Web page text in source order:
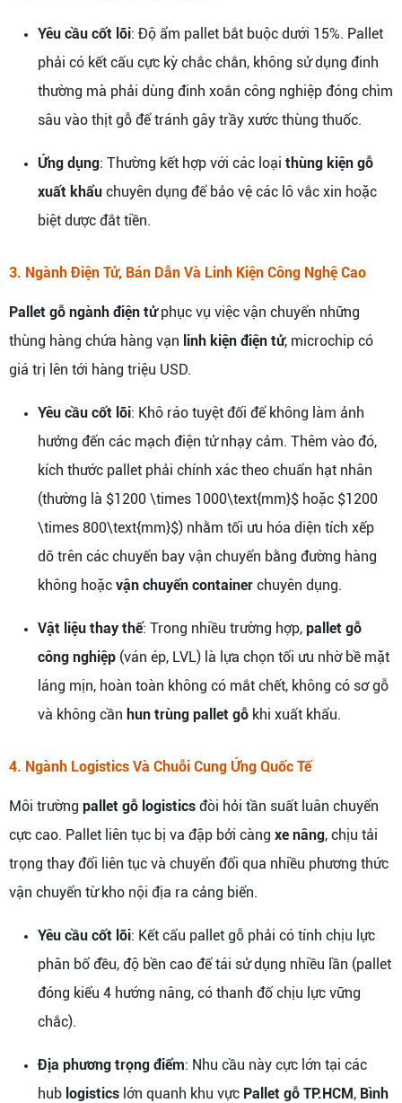
Yêu cầu cốt lõi: Độ ẩm pallet bắt buộc dưới 15%. Pallet
phải có kết cấu cực kỳ chắc chắn, không sử dụng đinh
thường mà phải dùng đinh xoắn công nghiệp đóng chìm
sâu vào thịt gỗ để tránh gây trầy xước thùng thuốc.
Ứng dụng: Thường kết hợp với các loại thùng kiện gỗ
xuất khẩu chuyên dụng để bảo vệ các lô vắc xin hoặc
biệt dược đắt tiền.
3. Ngành Điện Tử, Bán Dẫn Và Linh Kiện Công Nghệ Cao
Pallet gỗ ngành điện tửphục vụ việc vận chuyển những
thùng hàng chứa hàng vạn linh kiện điện tử, microchip có
giá trị lên tới hàng triệu USD.
Yêu cầu cốt lõi: Khô ráo tuyệt đối để không làm ảnh
hưởng đến các mạch điện tử nhạy cảm. Thêm vào đó,
kích thước pallet phải chính xác theo chuẩn hạt nhân
(thường là $1200 \times 1000\text{mm}$ hoặc $1200
\times 800\text{mm}$) nhằm tối ưu hóa diện tích xếp
dỡ trên các chuyến bay vận chuyển bằng đường hàng
không hoặc vận chuyển container chuyên dụng.
Vật liệu thay thế: Trong nhiều trường hợp, pallet gỗ
công nghiệp (ván ép, LVL) là lựa chọn tối ưu nhờ bề mặt
láng mịn, hoàn toàn không có mắt chết, không có sơ gỗ
và không cần hun trùng pallet gỗ khi xuất khẩu.
4. Ngành Logistics Và Chuỗi Cung Ứng Quốc Tế
Môi trường pallet gỗ logistics đòi hỏi tần suất luân chuyển
cực cao. Pallet liên tục bị va đập bởi càng xe nâng, chịu tải
trọng thay đổi liên tục và chuyển đổi qua nhiều phương thức
vận chuyển từ kho nội địa ra cảng biển.
Yêu cầu cốt lõi: Kết cấu pallet gỗ phải có tính chịu lực
phân bổ đều, độ bền cao để tái sử dụng nhiều lần (pallet
đóng kiểu 4 hướng nâng, có thanh đố chịu lực vững
chắc).
Địa phương trọng điểm: Nhu cầu này cực lớn tại các
hub logistics lớn quanh khu vực Pallet gỗ TP.HCM, Bình